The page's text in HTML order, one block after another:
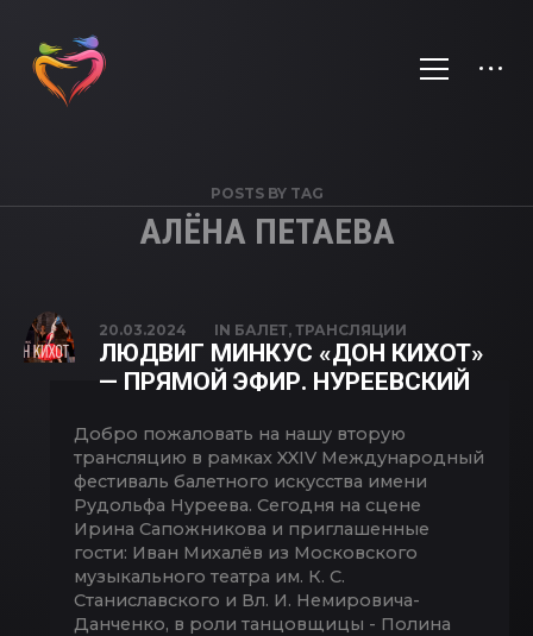
POSTS BY TAG
АЛЁНА ПЕТАЕВА
20.03.2024 IN БАЛЕТ,ТРАНСЛЯЦИИ
ЛЮДВИГ МИНКУС «ДОН КИХОТ»
— ПРЯМОЙ ЭФИР. НУРЕЕВСКИЙ
Добро пожаловать на нашу вторую
трансляцию в рамках XXIV Международный
фестиваль балетного искусства имени
Рудольфа Нуреева. Сегодня на сцене
Ирина Сапожникова и приглашенные
гости: Иван Михалёв из Московского
музыкального театра им. К. С.
Станиславского и Вл. И. Немировича-
Данченко, в роли танцовщицы - Полина